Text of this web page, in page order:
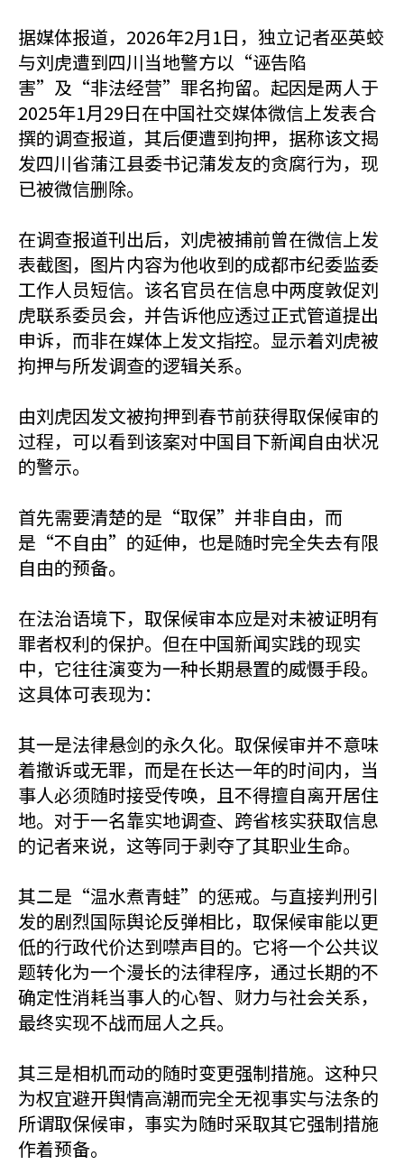
据媒体报道，2026年2月1日，独立记者巫英蛟
与刘虎遭到四川当地警方以“诬告陷
害”及“非法经营”罪名拘留。起因是两人于
2025年1月29日在中国社交媒体微信上发表合
撰的调查报道，其后便遭到拘押，据称该文揭
发四川省蒲江县委书记蒲发友的贪腐行为，现
已被微信删除。
在调查报道刊出后，刘虎被捕前曾在微信上发
表截图，图片内容为他收到的成都市纪委监委
工作人员短信。该名官员在信息中两度敦促刘
虎联系委员会，并告诉他应透过正式管道提出
申诉，而非在媒体上发文指控。显示着刘虎被
拘押与所发调查的逻辑关系。
由刘虎因发文被拘押到春节前获得取保候审的
过程，可以看到该案对中国目下新闻自由状况
的警示。
首先需要清楚的是“取保”并非自由，而
是“不自由”的延伸，也是随时完全失去有限
自由的预备。
在法治语境下，取保候审本应是对未被证明有
罪者权利的保护。但在中国新闻实践的现实
中，它往往演变为一种长期悬置的威慑手段。
这具体可表现为：
其一是法律悬剑的永久化。取保候审并不意味
着撤诉或无罪，而是在长达一年的时间内，当
事人必须随时接受传唤，且不得擅自离开居住
地。对于一名靠实地调查、跨省核实获取信息
的记者来说，这等同于剥夺了其职业生命。
其二是“温水煮青蛙”的惩戒。与直接判刑引
发的剧烈国际舆论反弹相比，取保候审能以更
低的行政代价达到噤声目的。它将一个公共议
题转化为一个漫长的法律程序，通过长期的不
确定性消耗当事人的心智、财力与社会关系，
最终实现不战而屈人之兵。
其三是相机而动的随时变更强制措施。这种只
为权宜避开舆情高潮而完全无视事实与法条的
所谓取保候审，事实为随时采取其它强制措施
作着预备。